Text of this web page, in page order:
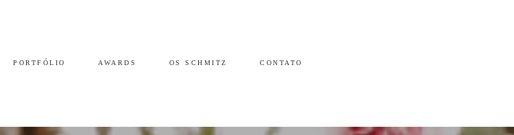
PORTFÓLIO AWARDS OS SCHMITZ CONTATO